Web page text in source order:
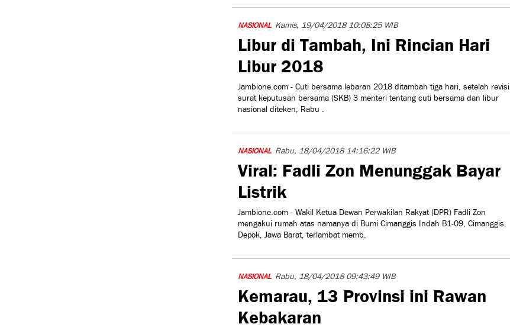
NASIONAL Kamis, 19/04/2018 10:08:25 WIB
Libur di Tambah, Ini Rincian Hari
Libur 2018
Jambione.com - Cuti bersama lebaran 2018 ditambah tiga hari, setelah revisi
surat keputusan bersama (SKB) 3 menteri tentang cuti bersama dan libur
nasional diteken, Rabu .
NASIONAL Rabu, 18/04/2018 14:16:22 WIB
Viral: Fadli Zon Menunggak Bayar
Listrik
Jambione.com - Wakil Ketua Dewan Perwakilan Rakyat (DPR) Fadli Zon
mengakui rumah atas namanya di Bumi Cimanggis Indah B1-09, Cimanggis,
Depok, Jawa Barat, terlambat memb.
NASIONAL Rabu, 18/04/2018 09:43:49 WIB
Kemarau, 13 Provinsi ini Rawan
Kebakaran